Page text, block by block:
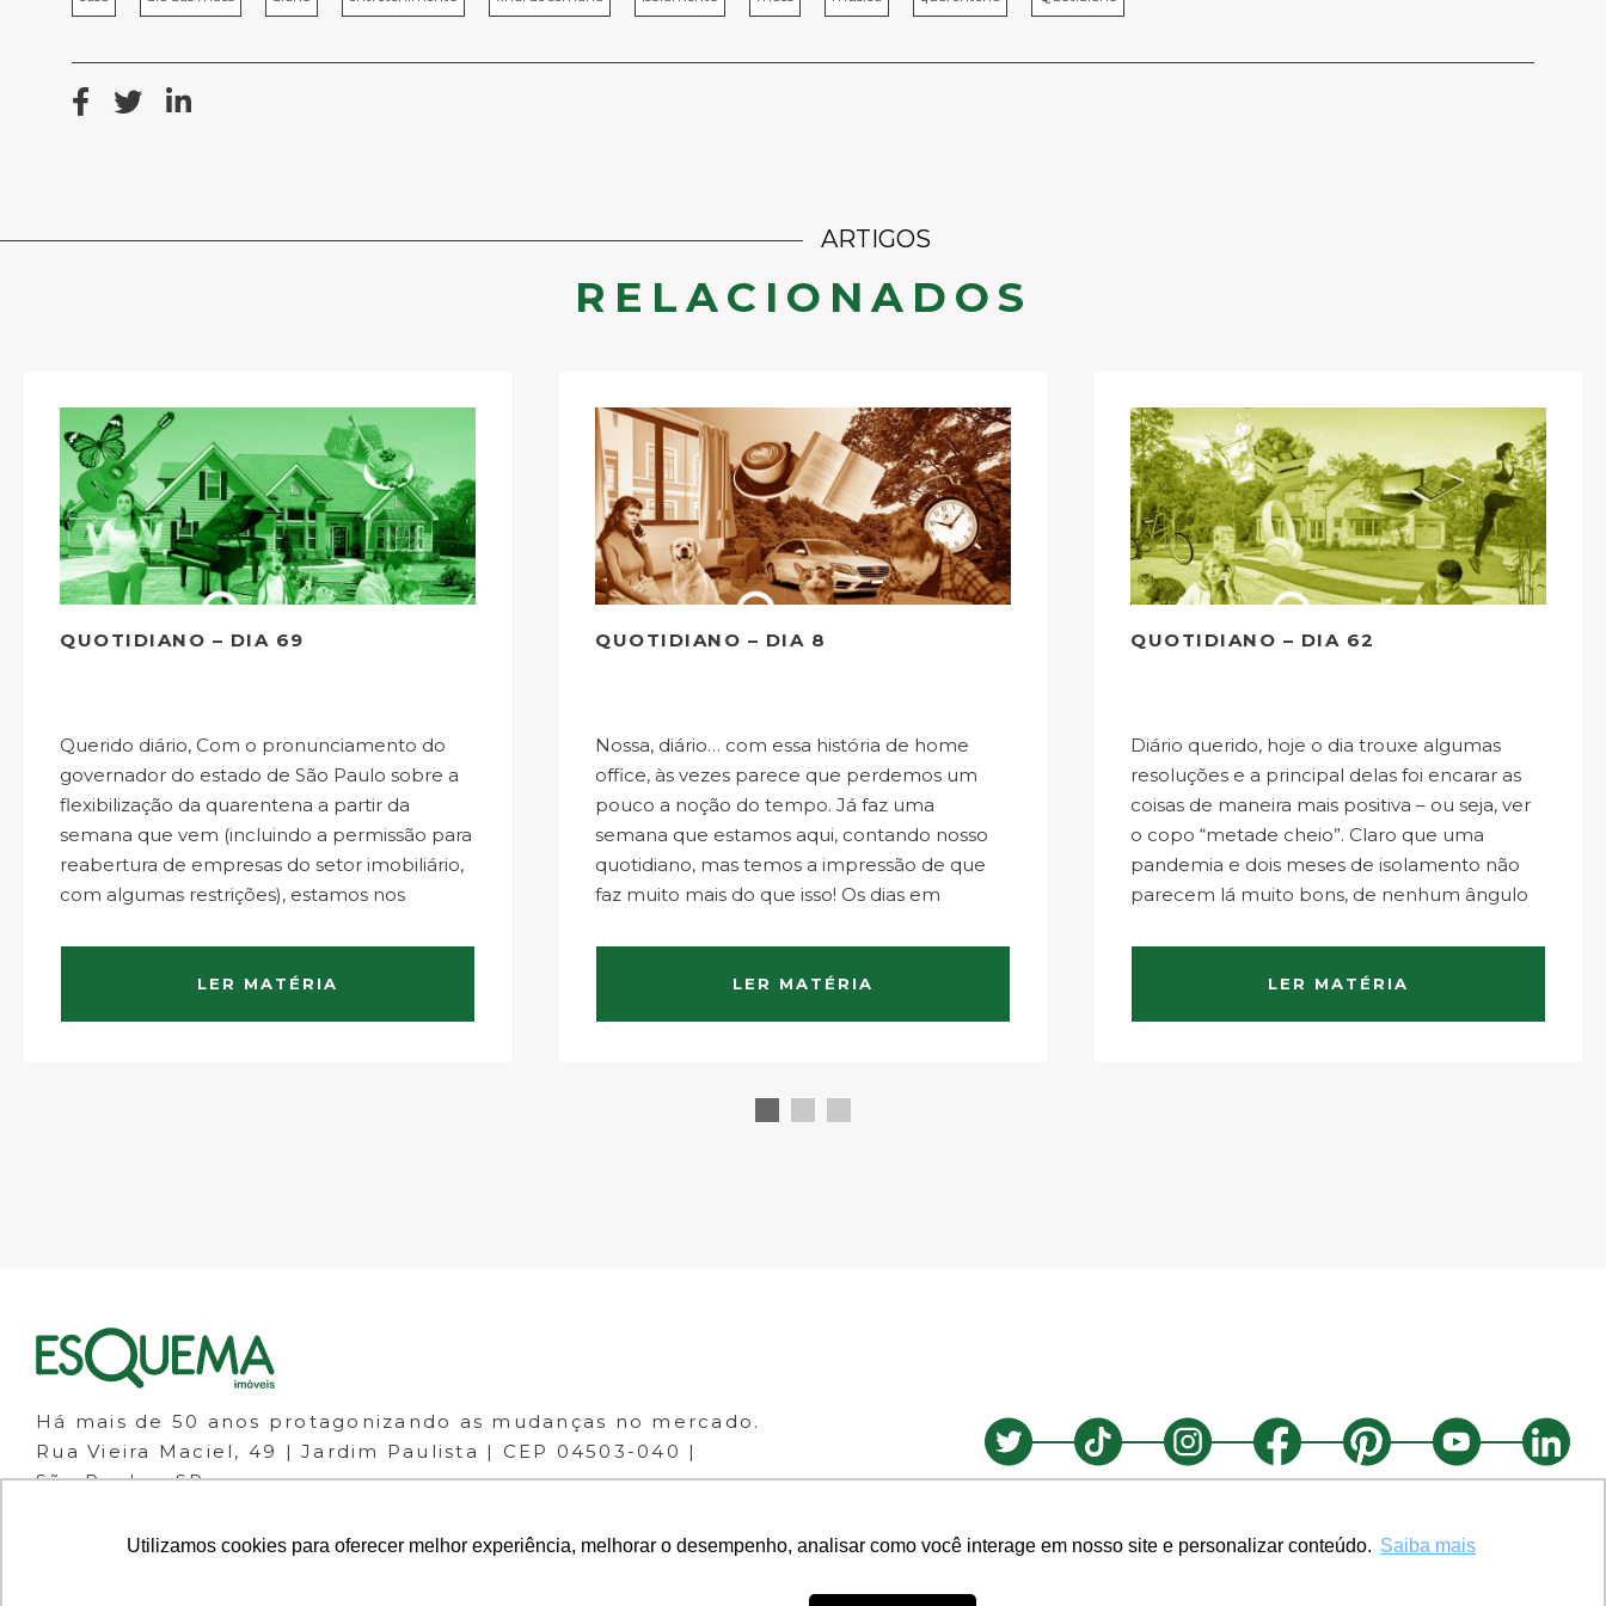
Utilizamos cookies para oferecer melhor experiência, melhorar o desempenho, analisar como você interage em nosso site e personalizar conteúdo. Saiba mais
ARTIGOS
RELACIONADOS
QUOTIDIANO – DIA 69
Querido diário, Com o pronunciamento do
governador do estado de São Paulo sobre a
flexibilização da quarentena a partir da
semana que vem (incluindo a permissão para
reabertura de empresas do setor imobiliário,
com algumas restrições), estamos nos
diários – eles passarão a ser…
LER MATÉRIA
QUOTIDIANO – DIA 8
Nossa, diário… com essa história de home
office, às vezes parece que perdemos um
pouco a noção do tempo. Já faz uma
semana que estamos aqui, contando nosso
quotidiano, mas temos a impressão de que
faz muito mais do que isso! Os dias em
…
LER MATÉRIA
QUOTIDIANO – DIA 62
Diário querido, hoje o dia trouxe algumas
resoluções e a principal delas foi encarar as
coisas de maneira mais positiva – ou seja, ver
o copo “metade cheio”. Claro que uma
pandemia e dois meses de isolamento não
parecem lá muito bons, de nenhum ângulo
LER MATÉRIA
Há mais de 50 anos protagonizando as mudanças no mercado.
Rua Vieira Maciel, 49 | Jardim Paulista | CEP 04503-040 |
São Paulo - SP
(11) 98266-1111 (11) 3061-1133